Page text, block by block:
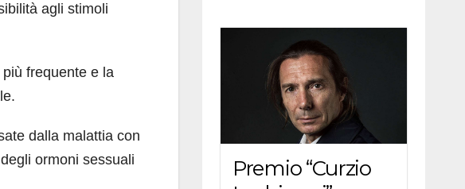
agli stimoli
frequente e la
dalla malattia con
ormoni sessuali
Premio “Curzio